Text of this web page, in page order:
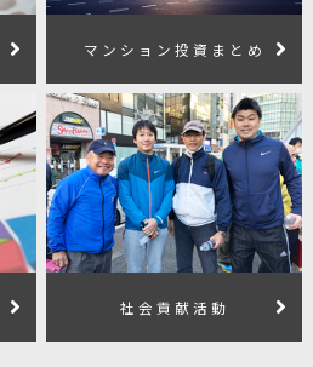
マンション投資まとめ
社会貢献活動